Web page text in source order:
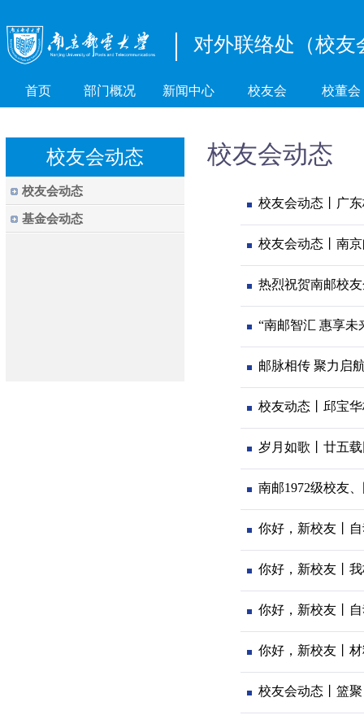
对外联络处（校友
首页 部门概况 新闻中心 校友会 校董会
校友会动态
校友会动态
基金会动态
校友会动态
校友会动态丨广
校友会动态丨南
热烈祝贺南邮校
“南邮智汇 惠享未
邮脉相传 聚力启
校友动态丨邱宝
岁月如歌丨廿五
南邮1972级校友
你好，新校友丨
你好，新校友丨
你好，新校友丨
你好，新校友丨
校友会动态丨篮